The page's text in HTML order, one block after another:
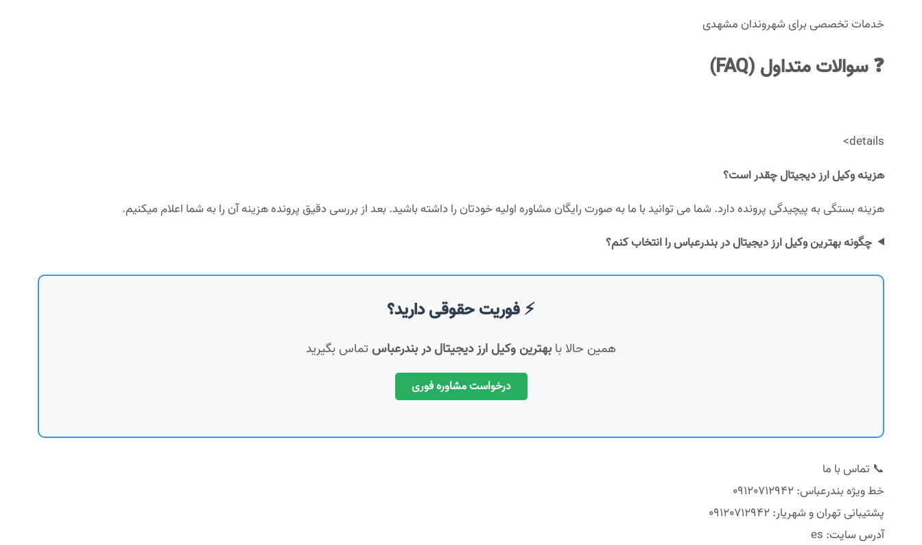
خدمات تخصصی برای شهروندان مشهدی
❓سوالات متداول (FAQ)
details>
هزینه وکیل ارز دیجیتال چقدر است؟
هزینه بستگی به پیچیدگی پرونده دارد. شما می توانید با ما به صورت رایگان مشاوره اولیه خودتان را داشته باشید. بعد از بررسی دقیق پرونده هزینه آن را به شما اعلام میکنیم.
چگونه بهترین وکیل ارز دیجیتال در بندرعباس را انتخاب کنم؟
⚡ فوریت حقوقی دارید؟
همین حالا با بهترین وکیل ارز دیجیتال در بندرعباس تماس بگیرید
درخواست مشاوره فوری
📞 تماس با ما
خط ویژه بندرعباس: 09120712942
پشتیبانی تهران و شهریار: 09120712942
آدرس سایت: es